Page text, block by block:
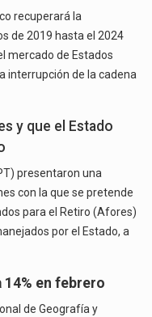
recuperará la
de 2019 hasta el 2024
mercado de Estados
interrupción de la cadena
y que el Estado
presentaron una
con la que se pretende
para el Retiro (Afores)
por el Estado, a
14% en febrero
de Geografía y